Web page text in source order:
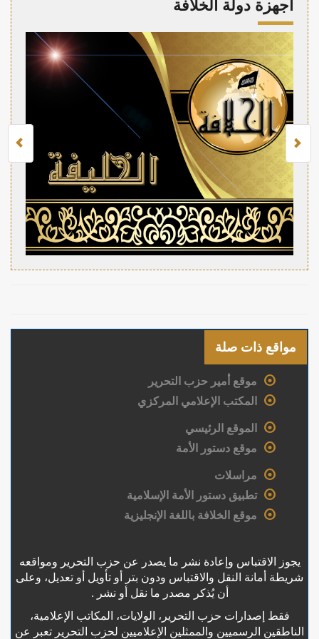
أجهزة دولة الخلافة
مواقع ذات صلة
موقع أمير حزب التحرير
المكتب الإعلامي المركزي
الموقع الرئيسي
موقع دستور الأمة
مراسلات
تطبيق دستور الأمة الإسلامية
موقع الخلافة باللغة الإنجليزية
يجوز الاقتباس وإعادة نشر ما يصدر عن حزب التحرير ومواقعه
شريطة أمانة النقل والاقتباس ودون بتر أو تأويل أو تعديل، وعلى
أن يُذكر مصدر ما نقل أو نشر .
فقط إصدارات حزب التحرير، الولايات، المكاتب الإعلامية،
الناطقين الرسميين والممثلين الإعلاميين لحزب التحرير تعبر عن